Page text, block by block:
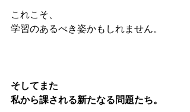
これこそ、
学習のあるべき姿かもしれません。
そしてまた
私から課される新たなる問題たち。